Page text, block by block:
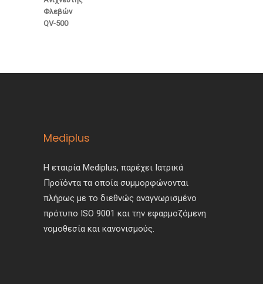
Mediplus
Η εταιρία Mediplus, παρέχει Ιατρικά
Προϊόντα τα οποία συμμορφώνονται
πλήρως με το διεθνώς αναγνωρισμένο
πρότυπο ISO 9001 και την εφαρμοζόμενη
νομοθεσία και κανονισμούς.